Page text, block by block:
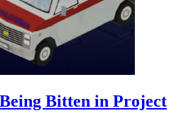
Bitten in Project